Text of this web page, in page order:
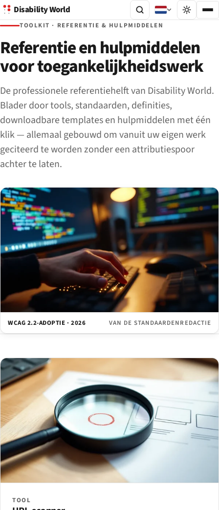
Disability World
TOOLKIT · REFERENTIE & HULPMIDDELEN
Referentie en hulpmiddelen
voor toegankelijkheidswerk
De professionele referentiehelft van Disability World.
Blader door tools, standaarden, definities,
downloadbare templates en hulpmiddelen met één
klik — allemaal gebouwd om vanuit uw eigen werk
geciteerd te worden zonder een attributiespoor
achter te laten.
WCAG 2.2-ADOPTIE · 2026 VAN DE STANDAARDENREDACTIE
TOOL